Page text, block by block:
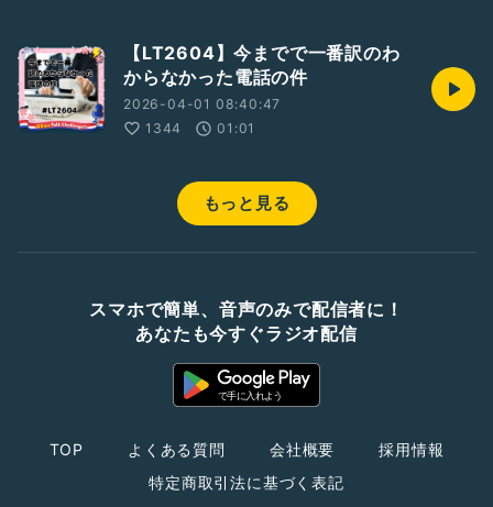
【LT2604】今までで一番訳のわ
からなかった電話の件
2026-04-01 08:40:47
1344
01:01
もっと見る
スマホで簡単、音声のみで配信者に！
あなたも今すぐラジオ配信
TOP よくある質問 会社概要
採用情報
特定商取引法に基づく表記